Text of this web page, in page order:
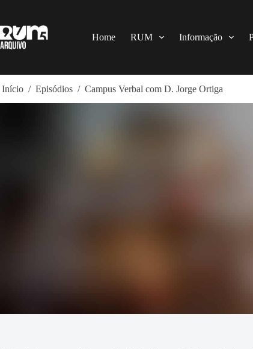
o
conteúdo
Home RUM Informação
Início / Episódios / Campus Verbal com D. Jorge Ortiga